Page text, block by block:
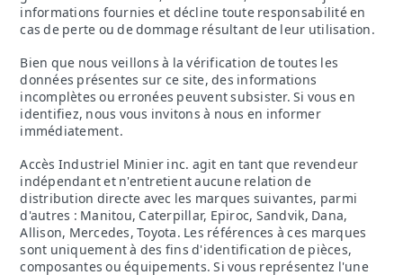
informations fournies et décline toute responsabilité en
cas de perte ou de dommage résultant de leur utilisation.
Bien que nous veillons à la vérification de toutes les
données présentes sur ce site, des informations
incomplètes ou erronées peuvent subsister. Si vous en
identifiez, nous vous invitons à nous en informer
immédiatement.
Accès Industriel Minier inc. agit en tant que revendeur
indépendant et n'entretient aucune relation de
distribution directe avec les marques suivantes, parmi
d'autres : Manitou, Caterpillar, Epiroc, Sandvik, Dana,
Allison, Mercedes, Toyota. Les références à ces marques
sont uniquement à des fins d'identification de pièces,
composantes ou équipements. Si vous représentez l'une